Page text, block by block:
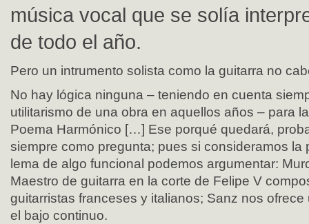
música vocal que se solía
de todo el año.
Pero un intrumento solista como la guitarra no
No hay lógica ninguna – teniendo en cuenta
utilitarismo de una obra en aquellos años – para
Poema Harmónico […] Ese porqué quedará,
siempre como pregunta; pues si consideramos la
lema de algo funcional podemos argumentar:
Maestro de guitarra en la corte de Felipe V
guitarristas franceses y italianos; Sanz nos
el bajo continuo.